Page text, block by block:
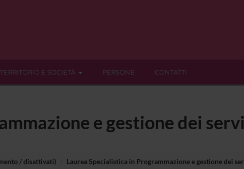
TERRITORIO E SOCIETÀ PERSONE CONTATTI
e gestione dei
/ disattivati) Laurea Specialistica in Programmazione e gestione dei